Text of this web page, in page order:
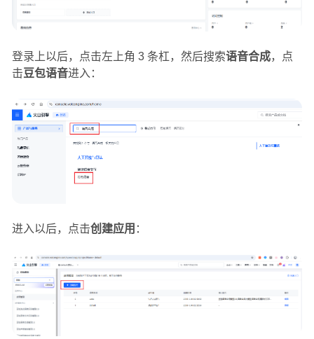
登录上以后，点击左上角 3 条杠，然后搜索语音合成，点
击豆包语音进入：
进入以后，点击创建应用 ：